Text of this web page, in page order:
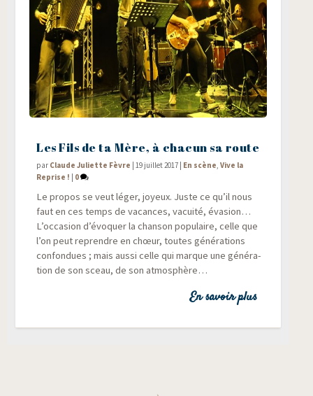
Les Fils de ta Mère, à chacun sa route
par Claude Juliette Fèvre |19 juillet 2017 En scène,Vive la
Reprise !
0
Le pro­pos se veut léger, joyeux. Juste ce qu’il nous
faut en ces temps de vacances, vacui­té, éva­sion…
L’occasion d’évoquer la chan­son popu­laire, celle que
l’on peut reprendre en chœur, toutes géné­ra­tions
confon­dues ; mais aus­si celle qui marque une géné­ra­
tion de son sceau, de son atmosphère…
En savoir plus